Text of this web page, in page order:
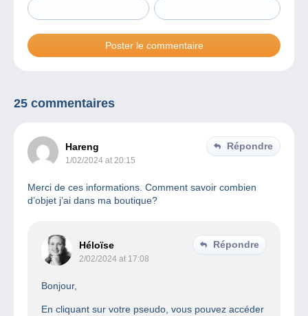
25 commentaires
Hareng
1/02/2024 at 20:15
Répondre
Merci de ces informations. Comment savoir combien
d’objet j’ai dans ma boutique?
Héloïse
2/02/2024 at 17:08
Répondre
Bonjour,
En cliquant sur votre pseudo, vous pouvez accéder